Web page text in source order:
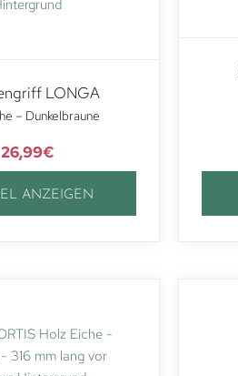
LONGA
– Dunkelbraune
26,99€
ANZEIGEN